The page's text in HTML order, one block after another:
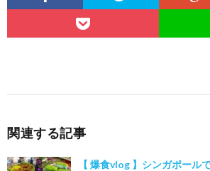
関連する記事
【 爆食vlog 】シンガポール